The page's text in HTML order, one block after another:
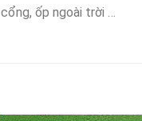
ốp ngoài trời …